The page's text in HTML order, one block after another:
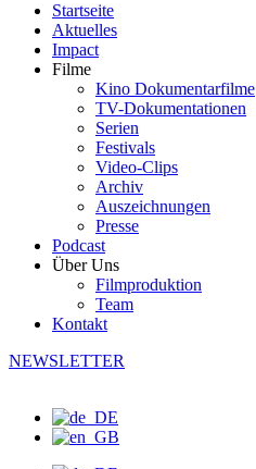
Startseite
Aktuelles
Impact
Filme
Kino Dokumentarfilme
TV-Dokumentationen
Serien
Festivals
Video-Clips
Archiv
Auszeichnungen
Presse
Podcast
Über Uns
Filmproduktion
Team
Kontakt
NEWSLETTER